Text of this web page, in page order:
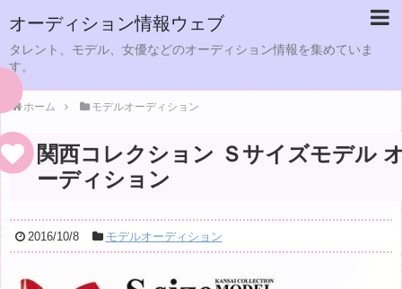
オーディション情報ウェブ
タレント、モデル、女優などのオーディション情報を集めていま
す。
ホーム モデルオーディション
関西コレクション Ｓサイズモデル
ーディション
2016/10/8 モデルオーディション